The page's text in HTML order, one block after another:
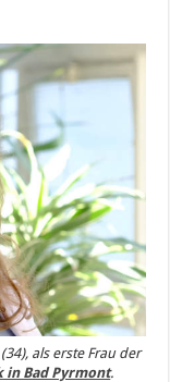
als erste Frau der
in Bad Pyrmont.